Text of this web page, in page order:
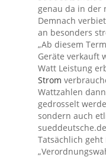
genau da in der
Demnach
an besonders
„Ab diesem
Geräte verkauft
Watt Leistung
Strom
Wattzahlen
gedrosselt
sondern auch
Tatsächlich